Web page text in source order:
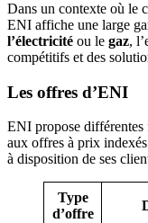
Dans un contexte où le
ENI affiche une large
l’électricité ou le gaz,
compétitifs et des
Les offres d’ENI
ENI propose
aux offres à prix
à disposition de ses
Type
d’offre